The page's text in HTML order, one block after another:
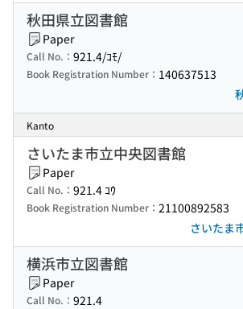
秋田県立図書館
Paper
Call No.： 921.4/ｺﾓ/
Book Registration Number： 140637513
Kanto
さいたま市立中央図書館
Paper
Call No.： 921.4 ｺｳ
Book Registration Number： 21100892583
さいたま
横浜市立図書館
Paper
Call No.： 921.4